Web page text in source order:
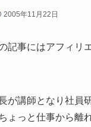
2005年11月22日
記事にはアフィリ
が講師となり社員
ょっと仕事から離